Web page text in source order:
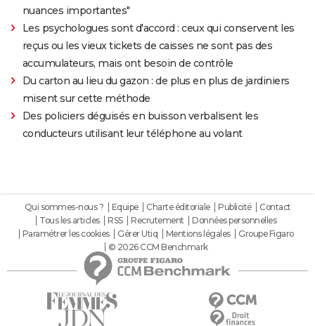
nuances importantes"
Les psychologues sont d'accord : ceux qui conservent les
reçus ou les vieux tickets de caisses ne sont pas des
accumulateurs, mais ont besoin de contrôle
Du carton au lieu du gazon : de plus en plus de jardiniers
misent sur cette méthode
Des policiers déguisés en buisson verbalisent les
conducteurs utilisant leur téléphone au volant
Qui sommes-nous ? Equipe Charte éditoriale Publicité
Contact
Tous les articles
RSS Recrutement
Données personnelles
Paramétrer les cookies
Gérer Utiq Mentions légales
Groupe Figaro
© 2026 CCM Benchmark